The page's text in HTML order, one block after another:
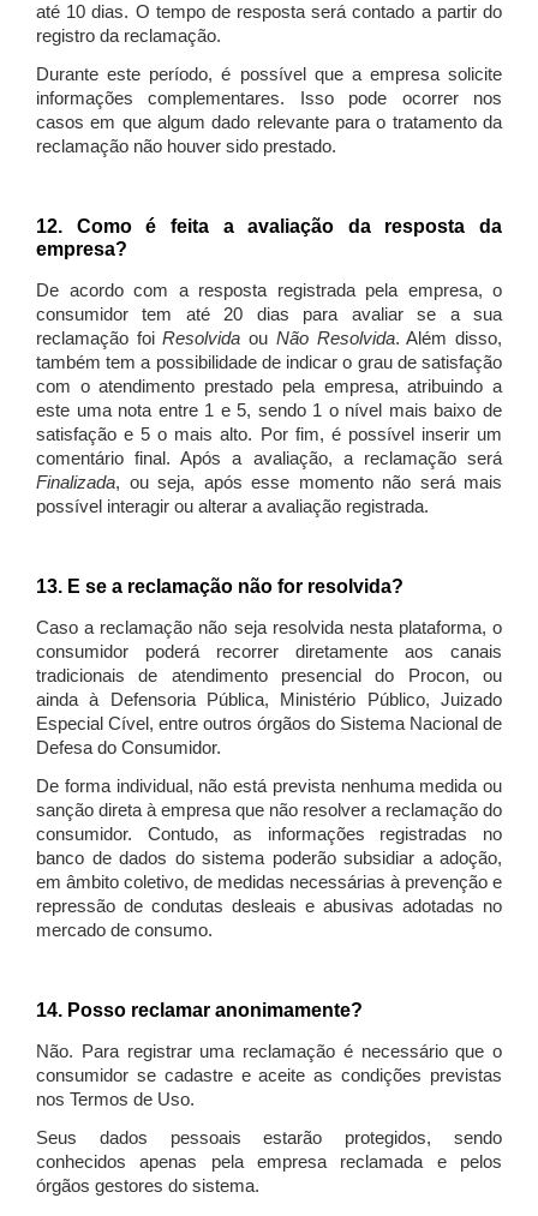
até 10 dias. O tempo de resposta será contado a partir do
registro da reclamação.
Durante este período, é possível que a empresa solicite
informações complementares. Isso pode ocorrer nos
casos em que algum dado relevante para o tratamento da
reclamação não houver sido prestado.
12. Como é feita a avaliação da resposta da
empresa?
De acordo com a resposta registrada pela empresa, o
consumidor tem até 20 dias para avaliar se a sua
reclamação foiResolvida ou Não Resolvida. Além disso,
também tem a possibilidade de indicar o grau de satisfação
com o atendimento prestado pela empresa, atribuindo a
este uma nota entre 1 e 5, sendo 1 o nível mais baixo de
satisfação e 5 o mais alto. Por fim, é possível inserir um
comentário final. Após a avaliação, a reclamação será
Finalizada, ou seja, após esse momento não será mais
possível interagir ou alterar a avaliação registrada.
13. E se a reclamação não for resolvida?
Caso a reclamação não seja resolvida nesta plataforma, o
consumidor poderá recorrer diretamente aos canais
tradicionais de atendimento presencial do Procon, ou
ainda à Defensoria Pública, Ministério Público, Juizado
Especial Cível, entre outros órgãos do Sistema Nacional de
Defesa do Consumidor.
De forma individual, não está prevista nenhuma medida ou
sanção direta à empresa que não resolver a reclamação do
consumidor. Contudo, as informações registradas no
banco de dados do sistema poderão subsidiar a adoção,
em âmbito coletivo, de medidas necessárias à prevenção e
repressão de condutas desleais e abusivas adotadas no
mercado de consumo.
14. Posso reclamar anonimamente?
Não. Para registrar uma reclamação é necessário que o
consumidor se cadastre e aceite as condições previstas
nos Termos de Uso.
Seus dados pessoais estarão protegidos, sendo
conhecidos apenas pela empresa reclamada e pelos
órgãos gestores do sistema.